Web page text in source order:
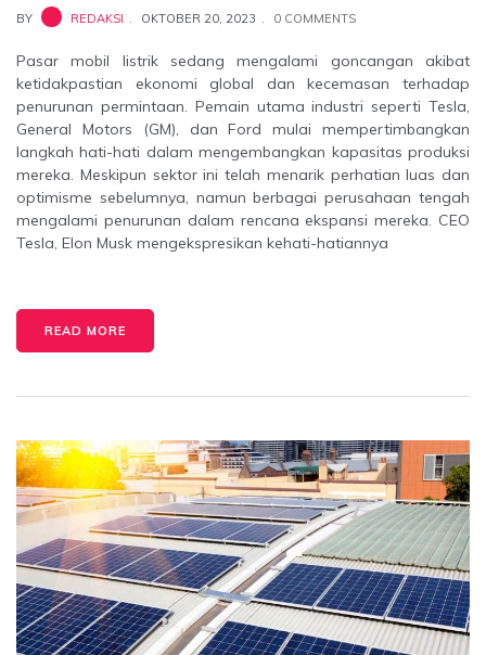
BY REDAKSI OKTOBER 20, 2023 0 COMMENTS
Pasar mobil listrik sedang mengalami goncangan akibat
ketidakpastian ekonomi global dan kecemasan terhadap
penurunan permintaan. Pemain utama industri seperti Tesla,
General Motors (GM), dan Ford mulai mempertimbangkan
langkah hati-hati dalam mengembangkan kapasitas produksi
mereka. Meskipun sektor ini telah menarik perhatian luas dan
optimisme sebelumnya, namun berbagai perusahaan tengah
mengalami penurunan dalam rencana ekspansi mereka. CEO
Tesla, Elon Musk mengekspresikan kehati-hatiannya
READ MORE